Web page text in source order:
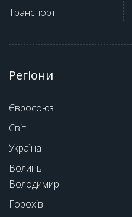
Транспорт
Регіони
Євросоюз
Світ
Україна
Волинь
Володимир
Горохів